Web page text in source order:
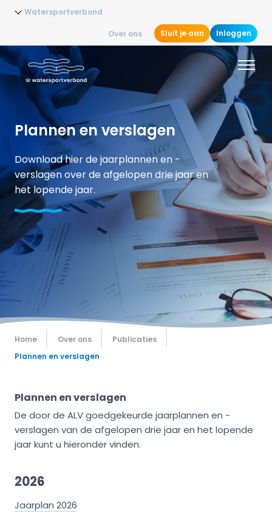
Watersportverbond
Over ons Sluit je aan Inloggen
Plannen en verslagen
Download hier de jaarplannen en -
verslagen over de afgelopen drie jaar en
het lopende jaar.
Home Over ons
Publicaties
Plannen en verslagen
Plannen en verslagen
De door de ALV goedgekeurde jaarplannen en -
verslagen van de afgelopen drie jaar en het lopende
jaar kunt u hieronder vinden.
2026
Jaarplan 2026